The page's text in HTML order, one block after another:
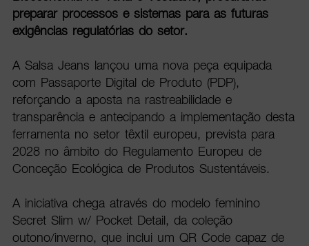
preparar processos e sistemas para as futuras
exigências regulatórias do setor.
A Salsa Jeans lançou uma nova peça equipada
com Passaporte Digital de Produto (PDP),
reforçando a aposta na rastreabilidade e
transparência e antecipando a implementação desta
ferramenta no setor têxtil europeu, prevista para
2028 no âmbito do Regulamento Europeu de
Conceção Ecológica de Produtos Sustentáveis.
A iniciativa chega através do modelo feminino
Secret Slim w/ Pocket Detail, da coleção
outono/inverno, que inclui um QR Code capaz de